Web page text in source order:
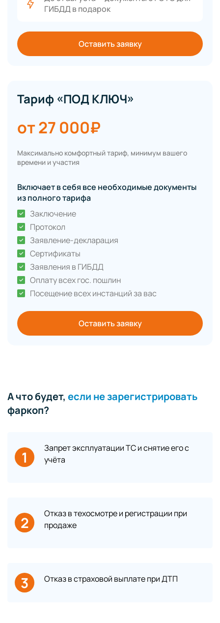
ГИБДД в подарок
Оставить заявку
Тариф «ПОД КЛЮЧ»
от 27 000₽
Максимально комфортный тариф, минимум вашего
времени и участия
Включает в себя все необходимые документы
из полного тарифа
Заключение
Протокол
Заявление-декларация
Сертификаты
Заявления в ГИБДД
Оплату всех гос. пошлин
Посещение всех инстанций за вас
Оставить заявку
А что будет, если не зарегистрировать
фаркоп?
1
Запрет эксплуатации ТС и снятие его с
учёта
2
Отказ в техосмотре и регистрации при
продаже
3 Отказ в страховой выплате при ДТП